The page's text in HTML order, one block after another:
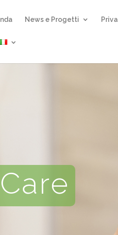
News e Progetti
Care